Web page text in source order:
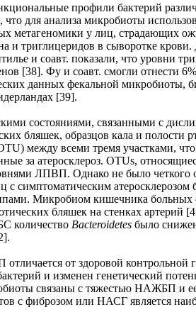
профили бактерий
для анализа микробиоты
у лиц, страдающих
триглицеридов в сыворотке
и соавт. показали, что
[38]. Фу и соавт. смогли отнести
данных фекальной микробиоты,
[39].
состояниями, связанными с
бляшек, образцов кала и полости
между всеми тремя участками, что
за атеросклероз. OTUs,
ЛПВП. Однако не было четкого
симптоматическим атеросклерозом
Микробиом кишечника больных
бляшек на стенках
количество Bacteroidetes было
от здоровой
и изменен генетический
связаны с тяжестью НАЖБП и
с фиброзом или НАСГ является